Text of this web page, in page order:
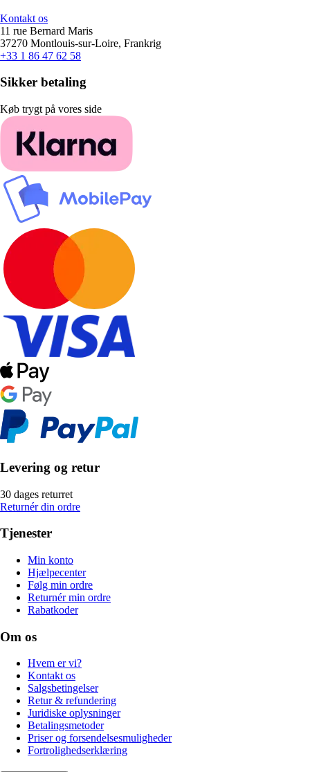
Kontakt os
11 rue Bernard Maris
37270 Montlouis-sur-Loire, Frankrig
+33 1 86 47 62 58
Sikker betaling
Køb trygt på vores side
Levering og retur
30 dages returret
Returnér din ordre
Tjenester
Min konto
Hjælpecenter
Følg min ordre
Returnér min ordre
Rabatkoder
Om os
Hvem er vi?
Kontakt os
Salgsbetingelser
Retur & refundering
Juridiske oplysninger
Betalingsmetoder
Priser og forsendelsesmuligheder
Fortrolighedserklæring